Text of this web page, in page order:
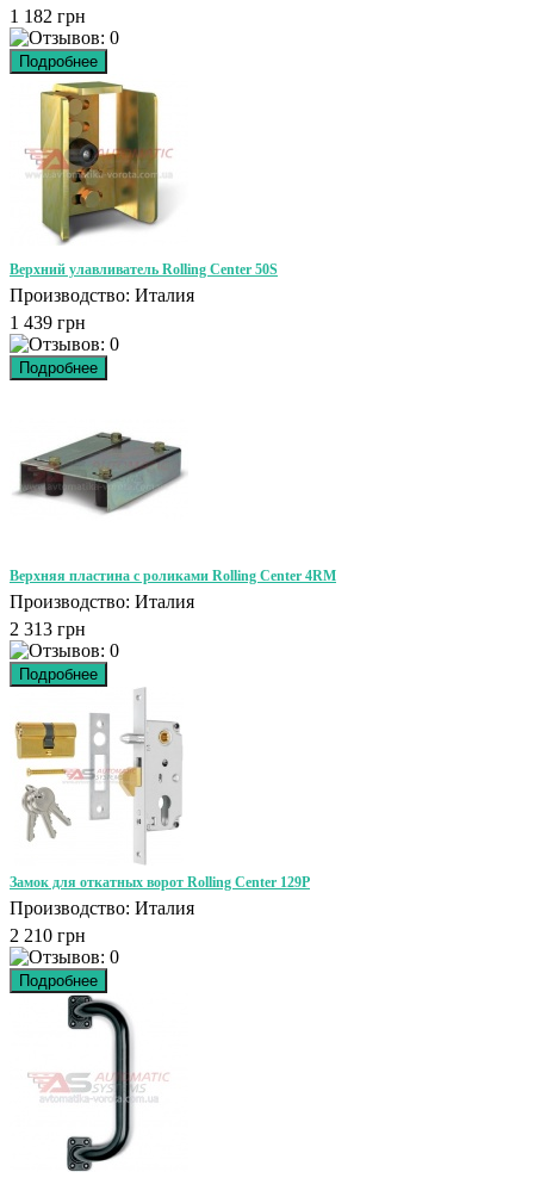
1 182 грн
Верхний улавливатель Rolling Center 50S
Производство: Италия
1 439 грн
Верхняя пластина с роликами Rolling Center 4RM
Производство: Италия
2 313 грн
Замок для откатных ворот Rolling Center 129P
Производство: Италия
2 210 грн